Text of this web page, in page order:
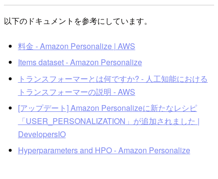
以下のドキュメントを参考にしています。
料金 - Amazon Personalize | AWS
Items dataset - Amazon Personalize
トランスフォーマーとは何ですか? - 人工知能における
トランスフォーマーの説明 - AWS
[アップデート] Amazon Personalizeに新たなレシピ
「USER_PERSONALIZATION」が追加されました |
DevelopersIO
Hyperparameters and HPO - Amazon Personalize